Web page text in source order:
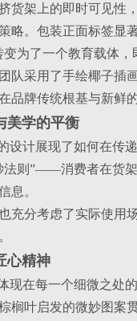
货架上的即时可见性
略。包装正面标签显
为了一个教育载体
队采用了手绘椰子插
品牌传统根基与新鲜
美学的平衡
设计展现了如何在传
法则”——消费者在货
息。
充分考虑了实际使用
心精神
现在每一个细微之处的
叶启发的微妙图案